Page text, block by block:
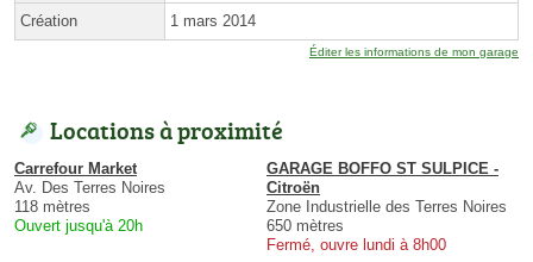
Création 1 mars 2014
Éditer les informations de mon garage
Locations à proximité
Carrefour Market
Av. Des Terres Noires
118 mètres
Ouvert jusqu'à 20h
GARAGE BOFFO ST SULPICE -
Citroën
Zone Industrielle des Terres Noires
650 mètres
Fermé, ouvre lundi à 8h00